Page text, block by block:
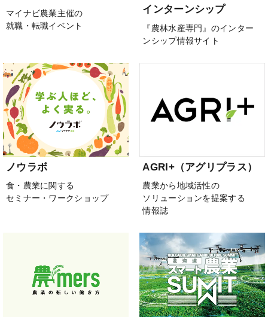
マイナビ農業主催の
就職・転職イベント
インターンシップ
『農林水産専門』のインター
ンシップ情報サイト
ノウラボ
食・農業に関する
セミナー・ワークショップ
AGRI+（アグリプラス）
農業から地域活性の
ソリューションを提案する
情報誌